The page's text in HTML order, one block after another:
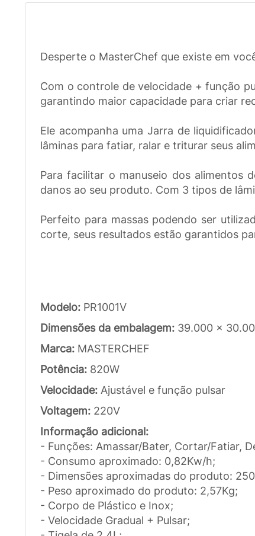
Desperte o MasterChef que existe em
Com o controle de velocidade + função
garantindo maior capacidade para criar
Ele acompanha uma Jarra de
lâminas para fatiar, ralar e triturar seus
Para facilitar o manuseio dos alimentos
danos ao seu produto. Com 3 tipos de
Perfeito para massas podendo ser
corte, seus resultados estão garantidos
Modelo: PR1001V
Dimensões da embalagem: 39.000 x
Marca: MASTERCHEF
Potência: 820W
Velocidade: Ajustável e função pulsar
Voltagem: 220V
Informação adicional:
- Funções: Amassar/Bater, Cortar/Fatiar,
- Consumo aproximado: 0,82Kw/h;
- Dimensões aproximadas do produto:
- Peso aproximado do produto: 2,57Kg;
- Corpo de Plástico e Inox;
- Velocidade Gradual + Pulsar;